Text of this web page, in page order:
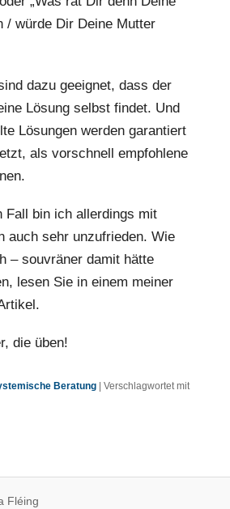
/ würde Dir Deine Mutter
dazu geeignet, dass der
Lösung selbst findet. Und
Lösungen werden garantiert
als vorschnell empfohlene
Fall bin ich allerdings mit
auch sehr unzufrieden. Wie
– souvräner damit hätte
lesen Sie in einem meiner
die üben!
Beratung | Verschlagwortet mit
Fléing